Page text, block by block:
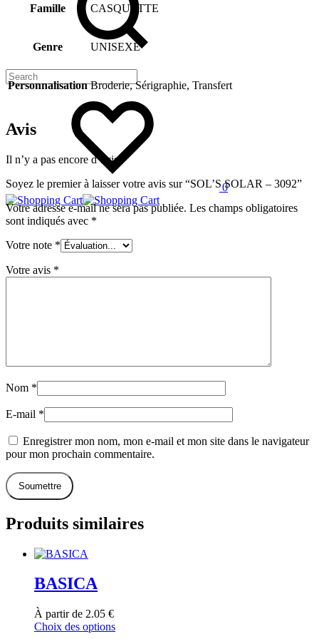
Wishlist
0
Panier
Famille CASQUETTE
Genre UNISEXE
Personnalisation Broderie, Sérigraphie, Transfert
Avis
Il n’y a pas encore d’avis.
Soyez le premier à laisser votre avis sur “SOL’S SOLAR – 3092”
Votre adresse e-mail ne sera pas publiée. Les champs obligatoires
sont indiqués avec *
Votre note *
Votre avis *
Nom *
E-mail *
Enregistrer mon nom, mon e-mail et mon site dans le navigateur
pour mon prochain commentaire.
Produits similaires
BASICA
À partir de 2.05 €
Choix des optionsCe